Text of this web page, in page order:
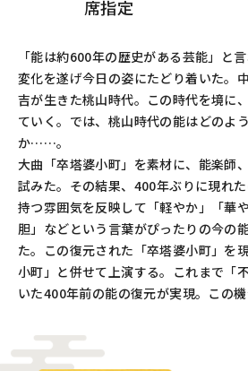
席指定
「能は約600年の歴史がある芸能」と
変化を遂げ今日の姿にたどり着いた。
吉が生きた桃山時代。この時代を境に
ていく。では、桃山時代の能はどのよ
か……。
大曲「卒塔婆小町」を素材に、能楽師
試みた。その結果、400年ぶりに現れ
持つ雰囲気を反映して「軽やか」「華
胆」などという言葉がぴったりの今の
た。この復元された「卒塔婆小町」を
小町」と併せて上演する。これまで「
いた400年前の能の復元が実現。この機